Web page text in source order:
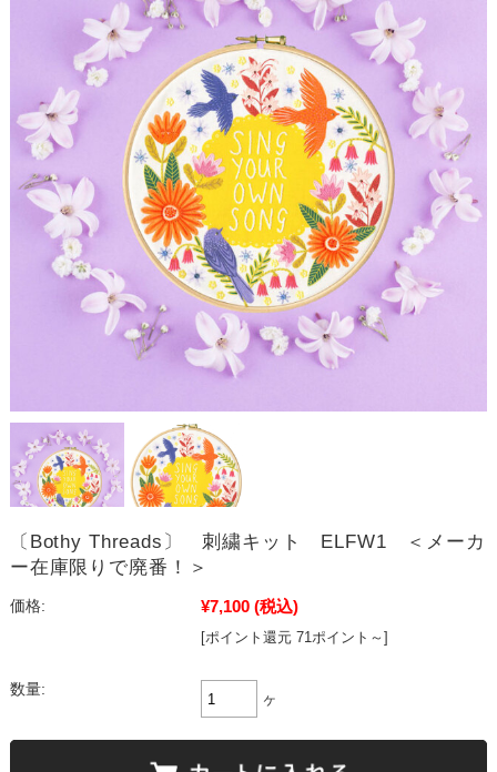
〔Bothy Threads〕 刺繍キット ELFW1 ＜メーカ
ー在庫限りで廃番！＞
価格: ¥7,100 (税込)
[ポイント還元 71ポイント～]
数量:
ヶ